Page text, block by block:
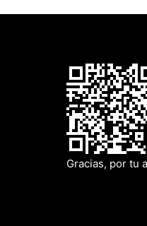
Gracias, por tu